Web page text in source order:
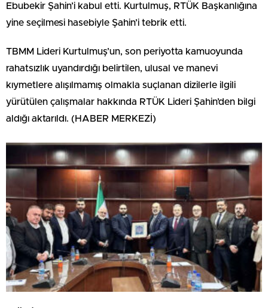
Ebubekir Şahin’i kabul etti. Kurtulmuş, RTÜK Başkanlığına
yine seçilmesi hasebiyle Şahin’i tebrik etti.
TBMM Lideri Kurtulmuş’un, son periyotta kamuoyunda
rahatsızlık uyandırdığı belirtilen, ulusal ve manevi
kıymetlere alışılmamış olmakla suçlanan dizilerle ilgili
yürütülen çalışmalar hakkında RTÜK Lideri Şahin’den bilgi
aldığı aktarıldı. (HABER MERKEZİ)